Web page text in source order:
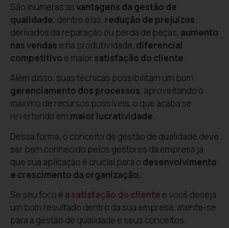
São inúmeras as vantagens da gestão de
qualidade, dentre elas, redução de prejuízos
derivados da reparação ou perda de peças, aumento
nas vendas e na produtividade, diferencial
competitivo e maior satisfação do cliente.
Além disso, suas técnicas possibilitam um bom
gerenciamento dos processos, aproveitando o
máximo de recursos possíveis, o que acaba se
revertendo em maior lucratividade.
Dessa forma, o conceito de gestão de qualidade deve
ser bem conhecido pelos gestores da empresa já
que sua aplicação é crucial para o desenvolvimento
e crescimento da organização.
Se seu foco é a satisfação do cliente e você deseja
um bom resultado dentro da sua empresa, atente-se
para a gestão de qualidade e seus conceitos.